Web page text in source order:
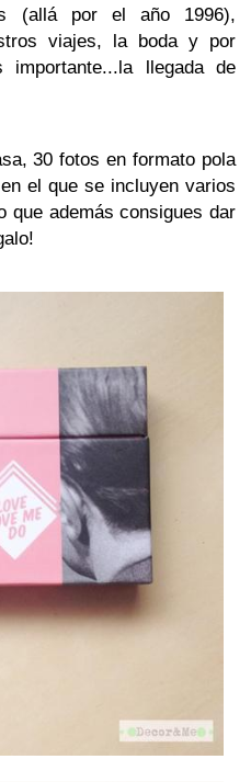
(allá por el año 1996),
viajes, la boda y por
importante...la llegada de
30 fotos en formato pola
el que se incluyen varios
que además consigues dar